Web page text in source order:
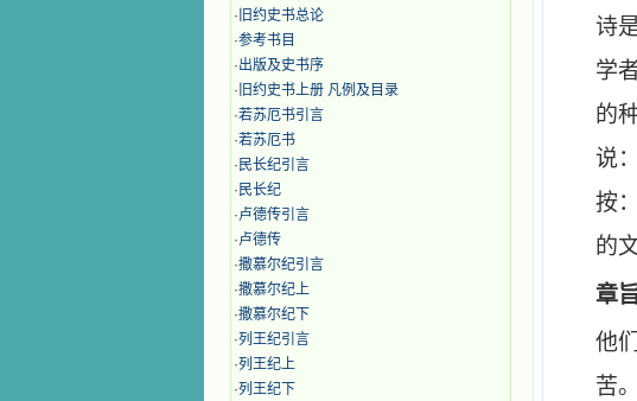
· 旧约史书总论
·参考书目
·出版及史书序
· 旧约史书上册 凡例及目录
·若苏厄书引言
·若苏厄书
· 民长纪引言
· 民长纪
·卢德传引言
·卢德传
·撒慕尔纪引言
·撒慕尔纪上
·撒慕尔纪下
·列王纪引言
·列王纪上
·列王纪下
诗
学
的
说
按
的
章
他
苦。